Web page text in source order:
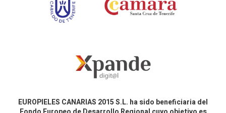
EUROPIELES CANARIAS 2015 S.L. ha sido beneficiaria del